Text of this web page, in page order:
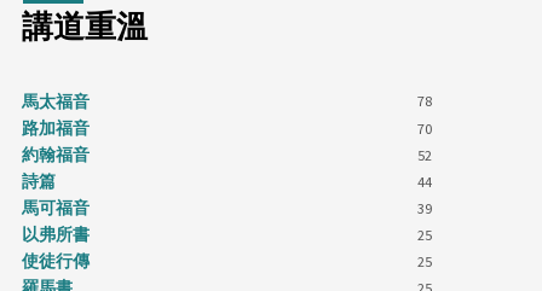
講道重溫
馬太福音 78
路加福音 70
約翰福音 52
詩篇 44
馬可福音 39
以弗所書 25
使徒行傳 25